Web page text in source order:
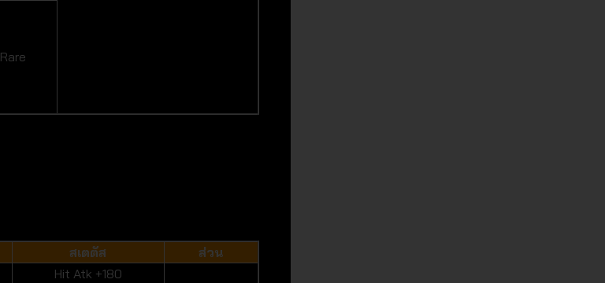
Rare
สเตตัส ส่วน
Hit Atk +180